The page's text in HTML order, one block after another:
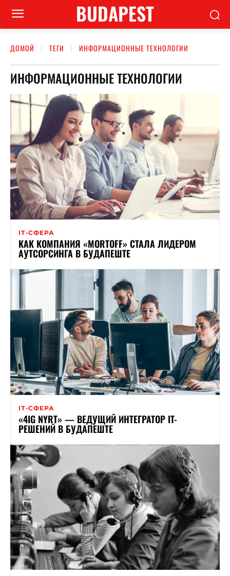
BUDAPEST
ДОМОЙ ТЕГИ ИНФОРМАЦИОННЫЕ ТЕХНОЛОГИИ
ИНФОРМАЦИОННЫЕ ТЕХНОЛОГИИ
ІТ-СФЕРА
КАК КОМПАНИЯ «MORTOFF» СТАЛА ЛИДЕРОМ
АУТСОРСИНГА В БУДАПЕШТЕ
ІТ-СФЕРА
«4IG NYRT» — ВЕДУЩИЙ ИНТЕГРАТОР IT-
РЕШЕНИЙ В БУДАПЕШТЕ